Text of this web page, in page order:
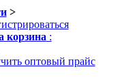
>
корзина :
оптовый прайс